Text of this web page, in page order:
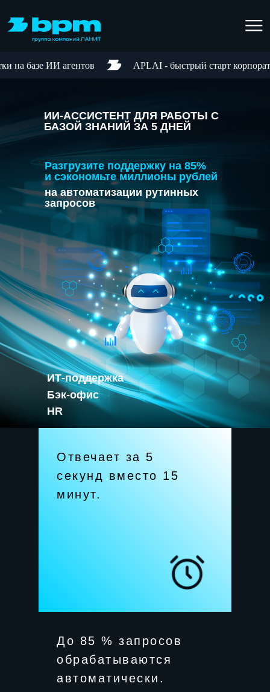
базе ИИ агентов APLAI - быстрый старт
ИИ-АССИСТЕНТ ДЛЯ РАБОТЫ С
БАЗОЙ ЗНАНИЙ ЗА 5 ДНЕЙ
Разгрузите поддержку на 85%
и сэкономьте миллионы рублей
на автоматизации рутинных
запросов
ИТ-поддержка
Бэк-офис
HR
До 85 % запросов
обрабатываются
автоматически.
Отвечает за 5
секунд вместо 15
минут.